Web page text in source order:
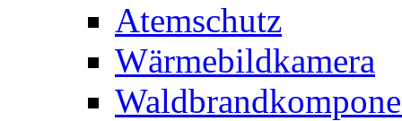
Atemschutz
Wärmebildkamera